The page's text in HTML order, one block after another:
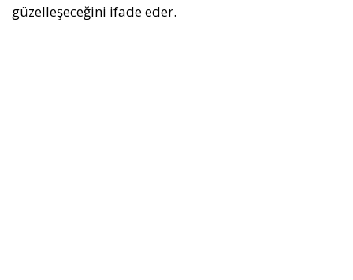
güzelleşeceğini ifade eder.